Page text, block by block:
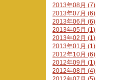
2013年08月 (7)
2013年07月 (6)
2013年06月 (6)
2013年05月 (1)
2013年02月 (1)
2013年01月 (1)
2012年10月 (6)
2012年09月 (1)
2012年08月 (4)